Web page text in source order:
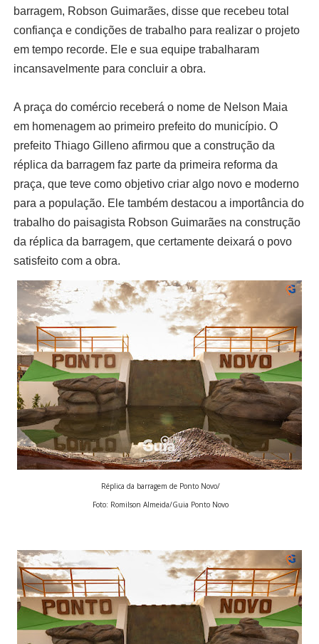
barragem, Robson Guimarães, disse que recebeu total
confiança e condições de trabalho para realizar o projeto
em tempo recorde. Ele e sua equipe trabalharam
incansavelmente para concluir a obra.
A praça do comércio receberá o nome de Nelson Maia
em homenagem ao primeiro prefeito do município. O
prefeito Thiago Gilleno afirmou que a construção da
réplica da barragem faz parte da primeira reforma da
praça, que teve como objetivo criar algo novo e moderno
para a população. Ele também destacou a importância do
trabalho do paisagista Robson Guimarães na construção
da réplica da barragem, que certamente deixará o povo
satisfeito com a obra.
Réplica da barragem de Ponto Novo/
Foto: Romilson Almeida/Guia Ponto Novo